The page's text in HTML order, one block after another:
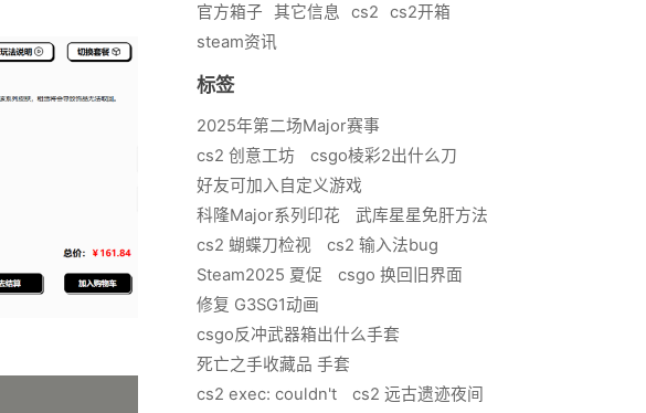
官方箱子
其它信息 cs2
cs2开箱
steam资讯
标签
2025年第二场Major赛事
cs2 创意工坊
csgo棱彩2出什么刀
好友可加入自定义游戏
科隆Major系列印花
武库星星免肝方法
cs2 蝴蝶刀检视
cs2 输入法bug
Steam2025 夏促
csgo 换回旧界面
修复 G3SG1动画
csgo反冲武器箱出什么手套
死亡之手收藏品 手套
cs2 exec: couldn't
cs2 远古遗迹夜间